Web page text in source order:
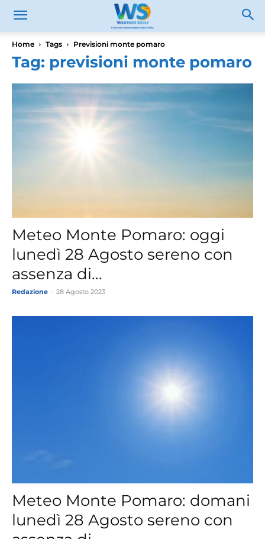
Home Tags Previsioni monte pomaro
Tag: previsioni monte pomaro
Meteo Monte Pomaro: oggi
lunedì 28 Agosto sereno con
assenza di...
Redazione 28 Agosto 2023
Meteo Monte Pomaro: domani
lunedì 28 Agosto sereno con